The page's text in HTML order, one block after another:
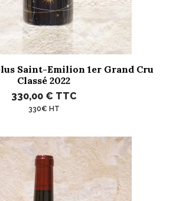
Saint-Emilion 1er Grand Cru
Classé 2022
330,00 € TTC
330€ HT